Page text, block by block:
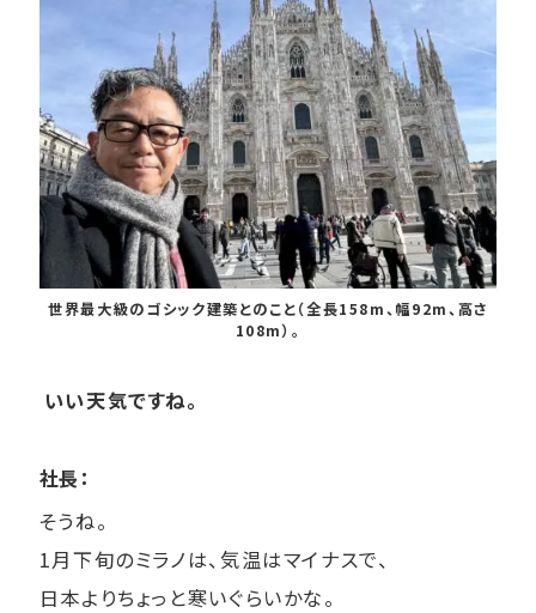
世界最大級のゴシック建築とのこと（全長158m、幅92m、高さ
108m）。
いい天気ですね。
社長：
そうね。
1月下旬のミラノは、気温はマイナスで、
日本よりちょっと寒いぐらいかな。